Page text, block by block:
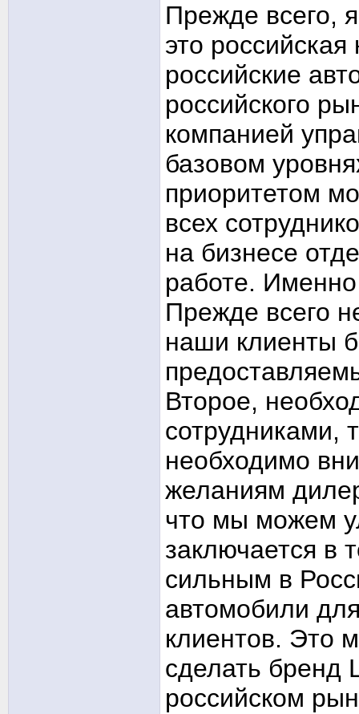
Прежде всего,
это
российские
российского
компанией
базовом
приоритетом
всех
на бизнесе
работе.
Прежде всего
наши клиенты
Второе,
сотрудниками,
необходимо
желаниям
что мы можем
заключается в
сильным в
автомобили
клиентов. Это
сделать бренд
российском